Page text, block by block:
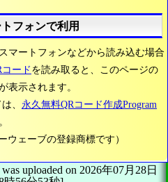
フォンで利用
マートフォンなどから読み込む場合
コード を読み取ると、このページの
表示されます。
、 永久無料QRコード作成Program
ウェーブの登録商標です）
uploaded on 2026年07月28日